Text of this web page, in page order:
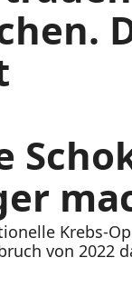
Krebs-
von 2022